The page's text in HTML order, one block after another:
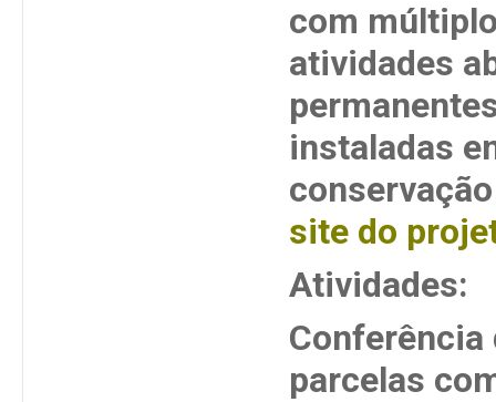
com
atividades
instaladas
site do
Atividades:
parcelas